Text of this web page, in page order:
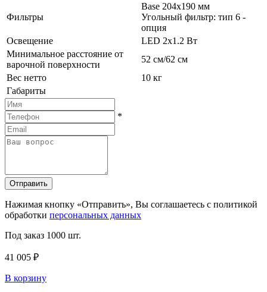
Фильтры
Base 204x190 мм
Угольный фильтр: тип 6 -
опция
Освещение
LED 2x1.2 Вт
Минимальное расстояние от
варочной поверхности
52 см/62 см
Вес нетто
10 кг
Габариты
*
Отправить
Нажимая кнопку «Отправить», Вы соглашаетесь с политикой
обработки персональных данных
Под заказ 1000 шт.
41 005 ₽
В корзину